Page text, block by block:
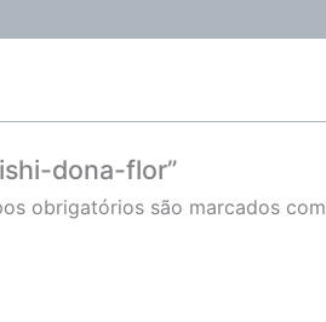
dona-flor”
obrigatórios são marcados com